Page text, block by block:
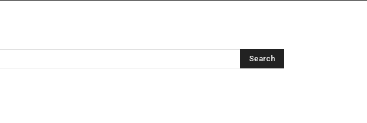
Search